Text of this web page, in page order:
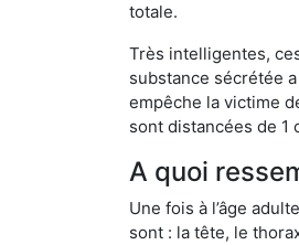
totale.
Très intelligentes,
substance sécrétée
empêche la victime
sont distancées de
A quoi
Une fois à l’âge
sont : la tête, le